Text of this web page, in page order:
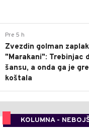
Pre 5 h
Zvezdin golman
"Marakani": Trebinjac
šansu, a onda ga je
koštala
KOLUMNA -